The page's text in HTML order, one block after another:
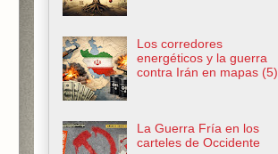
Los corredores
energéticos y la guerra
contra Irán en mapas (5)
La Guerra Fría en los
carteles de Occidente